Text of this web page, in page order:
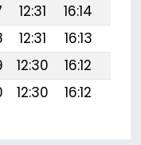
12:31 16:14
12:31 16:13
12:30 16:12
12:30 16:12